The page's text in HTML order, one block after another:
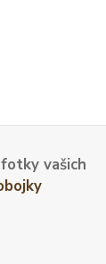
vašich